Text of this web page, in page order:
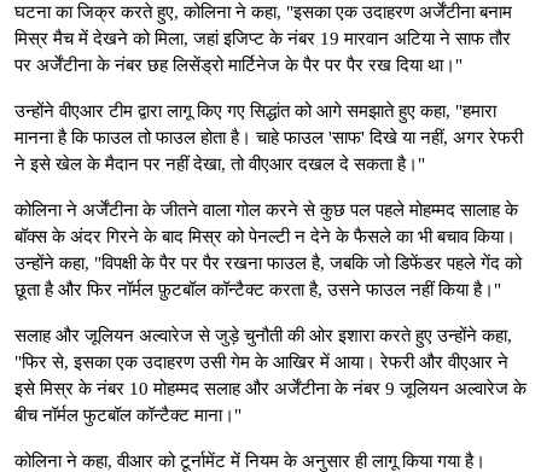
घटना का जिक्र करते हुए, कोलिना ने कहा, "इसका एक उदाहरण अर्जेंटीना बनाम
मिस्र मैच में देखने को मिला, जहां इजिप्ट के नंबर 19 मारवान अटिया ने साफ तौर
पर अर्जेंटीना के नंबर छह लिसेंड्रो मार्टिनेज के पैर पर पैर रख दिया था।"
उन्होंने वीएआर टीम द्वारा लागू किए गए सिद्धांत को आगे समझाते हुए कहा, "हमारा
मानना ​​है कि फाउल तो फाउल होता है। चाहे फाउल 'साफ' दिखे या नहीं, अगर रेफरी
ने इसे खेल के मैदान पर नहीं देखा, तो वीएआर दखल दे सकता है।"
कोलिना ने अर्जेंटीना के जीतने वाला गोल करने से कुछ पल पहले मोहम्मद सालाह के
बॉक्स के अंदर गिरने के बाद मिस्र को पेनल्टी न देने के फैसले का भी बचाव किया।
उन्होंने कहा, "विपक्षी के पैर पर पैर रखना फाउल है, जबकि जो डिफेंडर पहले गेंद को
छूता है और फिर नॉर्मल फ़ुटबॉल कॉन्टैक्ट करता है, उसने फाउल नहीं किया है।"
सलाह और जूलियन अल्वारेज से जुड़े चुनौती की ओर इशारा करते हुए उन्होंने कहा,
"फिर से, इसका एक उदाहरण उसी गेम के आखिर में आया। रेफरी और वीएआर ने
इसे मिस्र के नंबर 10 मोहम्मद सलाह और अर्जेंटीना के नंबर 9 जूलियन अल्वारेज के
बीच नॉर्मल फुटबॉल कॉन्टैक्ट माना।"
कोलिना ने कहा, वीआर को टूर्नामेंट में नियम के अनुसार ही लागू किया गया है।